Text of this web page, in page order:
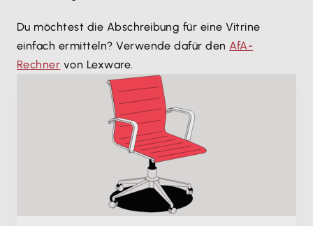
Du möchtest die Abschreibung für eine Vitrine
einfach ermitteln? Verwende dafür denAfA-
Rechner von Lexware.